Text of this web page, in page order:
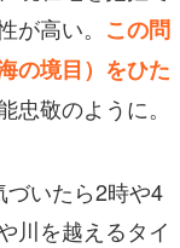
高い。 この問
の境目）をひた
忠敬のように。
いたら2時や4
川を越えるタイ